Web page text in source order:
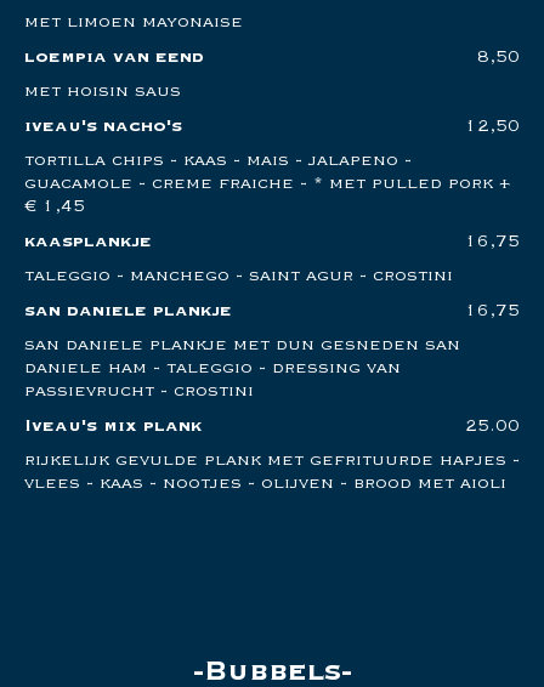
met limoen mayonaise
loempia van eend
8,50
met hoisin saus
iveau's nacho's
12,50
tortilla chips - kaas - mais - jalapeno -
guacamole - creme fraiche - * met pulled pork +
€ 1,45
kaasplankje
16,75
taleggio - manchego - saint agur - crostini
san daniele plankje
16,75
san daniele plankje met dun gesneden san
daniele ham - taleggio - dressing van
passievrucht - crostini
Iveau's mix plank
25.00
rijkelijk gevulde plank met gefrituurde hapjes -
vlees - kaas - nootjes - olijven - brood met aioli
Bubbels